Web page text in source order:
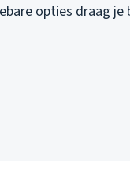
opties draag je